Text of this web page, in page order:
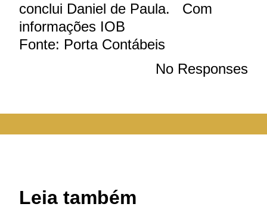
conclui Daniel de Paula. Com
informações IOB
Fonte: Porta Contábeis
No Responses
Leia também